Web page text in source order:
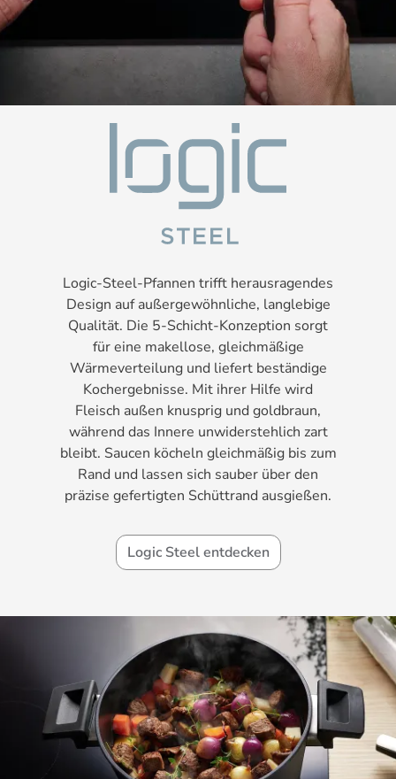
Logic-Steel-Pfannen trifft herausragendes
Design auf außergewöhnliche, langlebige
Qualität. Die 5-Schicht-Konzeption sorgt
für eine makellose, gleichmäßige
Wärmeverteilung und liefert beständige
Kochergebnisse. Mit ihrer Hilfe wird
Fleisch außen knusprig und goldbraun,
während das Innere unwiderstehlich zart
bleibt. Saucen köcheln gleichmäßig bis zum
Rand und lassen sich sauber über den
präzise gefertigten Schüttrand ausgießen.
Logic Steel entdecken